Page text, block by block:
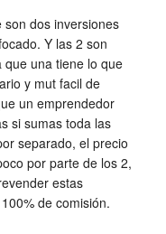
dos inversiones
Y las 2 son
una tiene lo que
y mut facil de
un emprendedor
si sumas toda las
separado, el precio
por parte de los 2,
estas
de comisión.